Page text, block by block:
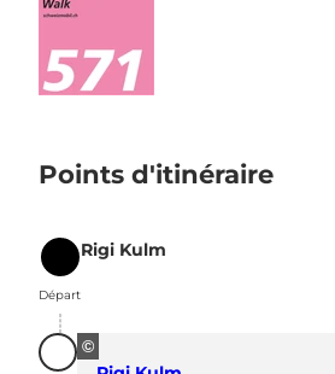
Points d'itinéraire
Départ
Départ
Rigi Kulm
©